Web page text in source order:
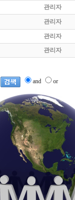
관리자
관리자
관리자
관리자
and or